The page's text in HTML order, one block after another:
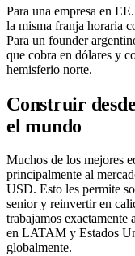
Para una empresa en
la misma franja horaria
Para un founder
que cobra en dólares y
hemisferio norte.
Construir
el mundo
Muchos de los mejores
principalmente al
USD. Esto les permite
senior y reinvertir en
trabajamos exactamente
en LATAM y Estados
globalmente.